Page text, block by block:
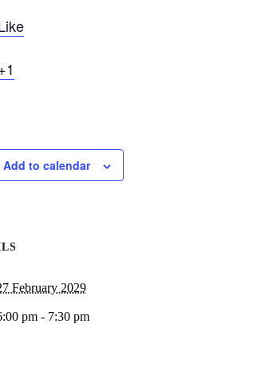
Add to calendar
February 2029
pm - 7:30 pm